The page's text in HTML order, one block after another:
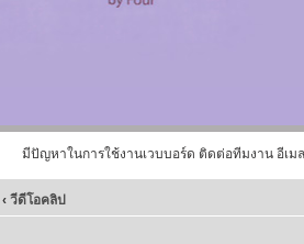
มีปัญหาในการใช้งานเวบบอร์ด ติดต่อทีมงาน อีเม
‹ วีดีโอคลิป